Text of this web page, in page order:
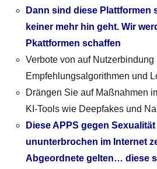
Dann sind diese Plattformen
keiner mehr hin geht. Wir
Pkattformen schaffen
Verbote von auf Nutzerbindung
Empfehlungsalgorithmen und
Drängen Sie auf Maßnahmen
KI-Tools wie Deepfakes und
Diese APPS gegen Sexualität
ununterbrochen im Internet
Abgeordnete gelten… diese